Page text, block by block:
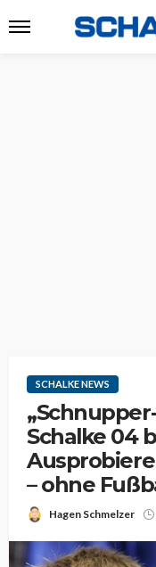
SCHALKE NEWS
Schalke 04
– ohne
Hagen Schmelzer